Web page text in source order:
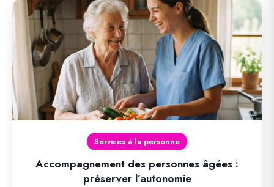
Services à la personne
Accompagnement des personnes âgées :
préserver l’autonomie